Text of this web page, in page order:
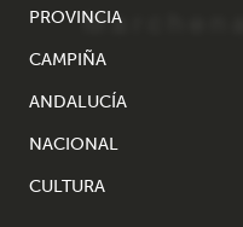
PROVINCIA
CAMPIÑA
ANDALUCÍA
NACIONAL
CULTURA